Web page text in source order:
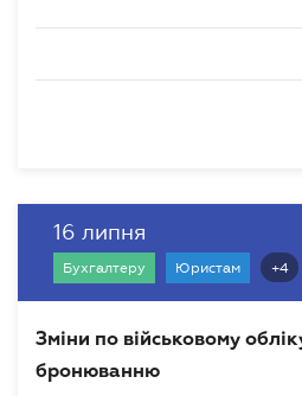
16 липня
Бухгалтеру Юристам +4
Зміни по військовому
бронюванню